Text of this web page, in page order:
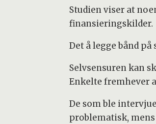
Studien viser at
finansieringskilder.
Det å legge bånd
Selvsensuren kan
Enkelte fremhever
De som ble
problematisk,